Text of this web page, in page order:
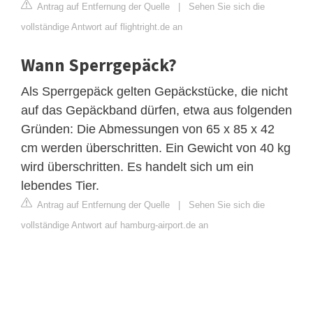
Antrag auf Entfernung der Quelle | Sehen Sie sich die
vollständige Antwort auf flightright.de an
Wann Sperrgepäck?
Als Sperrgepäck gelten Gepäckstücke, die nicht
auf das Gepäckband dürfen, etwa aus folgenden
Gründen: Die Abmessungen von 65 x 85 x 42
cm werden überschritten. Ein Gewicht von 40 kg
wird überschritten. Es handelt sich um ein
lebendes Tier.
Antrag auf Entfernung der Quelle | Sehen Sie sich die
vollständige Antwort auf hamburg-airport.de an